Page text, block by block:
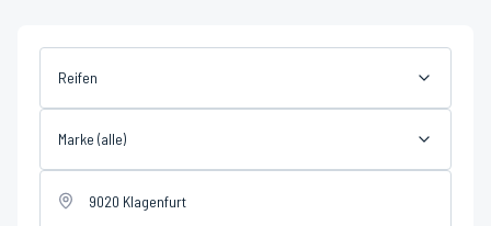
Reifen
Marke (alle)